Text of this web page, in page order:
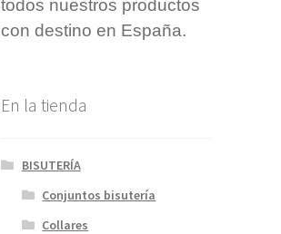
todos nuestros productos
con destino en España.
En la tienda
BISUTERÍA
Conjuntos bisutería
Collares